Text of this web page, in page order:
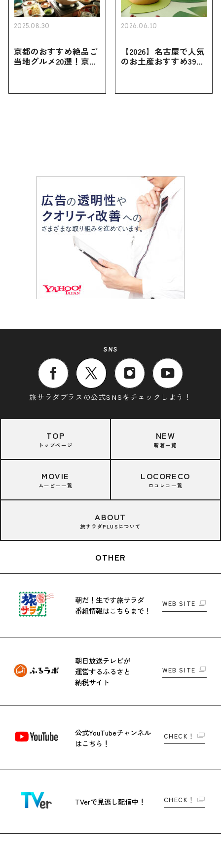
2025.08.30
京都のおすすめ絶品ご
当地グルメ20選！京都
2026.06.10
【2026】名古屋で人気
のお土産おすすめ39選
お土産・ばらまき用ま
SNS
旅サラダプラスの公式SNSをチェックしよう！
TOP
トップページ
NEW
新着一覧
MOVIE
ムービー一覧
LOCORECO
ロコレコ一覧
ABOUT
旅サラダPLUSについて
OTHER
朝だ！生です旅サラダ
番組情報はこちらまで！
WEB SITE
朝日放送テレビが
運営するふるさと
納税サイト
WEB SITE
公式YouTubeチャンネル
はこちら！
CHECK！
TVerで見逃し配信中！ CHECK！